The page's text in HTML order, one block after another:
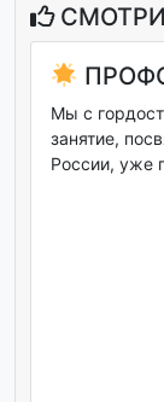
Мы с
занятие,
России, уже